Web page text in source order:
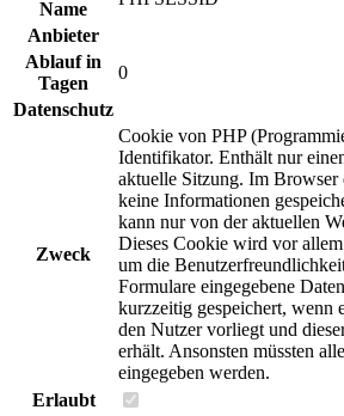
Name
Anbieter
Ablauf in
Tagen
0
Datenschutz
Zweck
Cookie von PHP
Identifikator. Enthält nur
aktuelle Sitzung. Im Browser
keine Informationen
kann nur von der aktuellen
Dieses Cookie wird vor
um die
Formulare eingegebene
kurzzeitig gespeichert, wenn
den Nutzer vorliegt und
erhält. Ansonsten müssten
eingegeben werden.
Erlaubt